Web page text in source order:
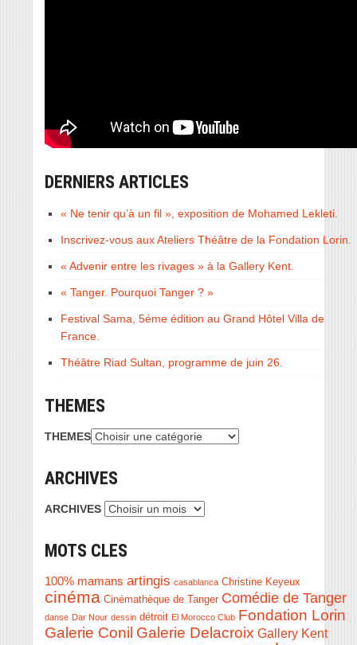
DERNIERS ARTICLES
« Ne tenir qu’à un fil », exposition de Mohamed Lekleti.
Inscrivez-vous aux Ateliers Théâtre de la Fondation Lorin.
« Advenir entre les rivages » à la Gallery Kent.
« Tanger. Pourquoi Tanger ? »
Festival Sama, 5éme édition au Grand Hôtel Villa de
France.
Théâtre Riad Sultan, programme de juin 26.
THEMES
THEMES
ARCHIVES
ARCHIVES
MOTS CLES
100% mamans artingis casablanca Christine Keyeux
cinéma Cinémathèque de Tanger Comédie de Tanger
danse Dar Nour dessin détroit El Morocco Club Fondation Lorin
Galerie Conil Galerie Delacroix Gallery Kent